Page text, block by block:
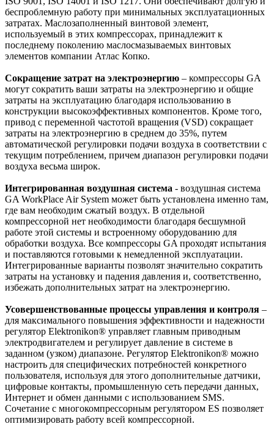
беспроблемную работу при минимальных эксплуатационных
затратах. Маслозаполненный винтовой элемент,
используемый в этих компрессорах, принадлежит к
последнему поколению маслосмазываемых винтовых
элементов компании Атлас Копко.
Сокращение затрат на электроэнергию – компрессоры GA
могут сократить ваши затраты на электроэнергию и общие
затраты на эксплуатацию благодаря использованию в
конструкции высокоэффективных компонентов. Кроме того,
привод с переменной частотой вращения (VSD) сокращает
затраты на электроэнергию в среднем до 35%, путем
автоматической регулировки подачи воздуха в соответствии с
текущим потреблением, причем диапазон регулировки подачи
воздуха весьма широк.
Интегрированная воздушная система - воздушная система
GA WorkPlace Air System может быть установлена именно там,
где вам необходим сжатый воздух. В отдельной
компрессорной нет необходимости благодаря бесшумной
работе этой системы и встроенному оборудованию для
обработки воздуха. Все компрессоры GA проходят испытания
и поставляются готовыми к немедленной эксплуатации.
Интегрированные варианты позволят значительно сократить
затраты на установку и падения давления и, соответственно,
избежать дополнительных затрат на электроэнергию.
Усовершенствованные процессы управления и контроля –
для максимального повышения эффективности и надежности
регулятор Elektronikon® управляет главным приводным
электродвигателем и регулирует давление в системе в
заданном (узком) диапазоне. Регулятор Elektronikon® можно
настроить для специфических потребностей конкретного
пользователя, используя для этого дополнительные датчики,
цифровые контакты, промышленную сеть передачи данных,
Интернет и обмен данными с использованием SMS.
Сочетание с многокомпрессорным регулятором ES позволяет
оптимизировать работу всей компрессорной.